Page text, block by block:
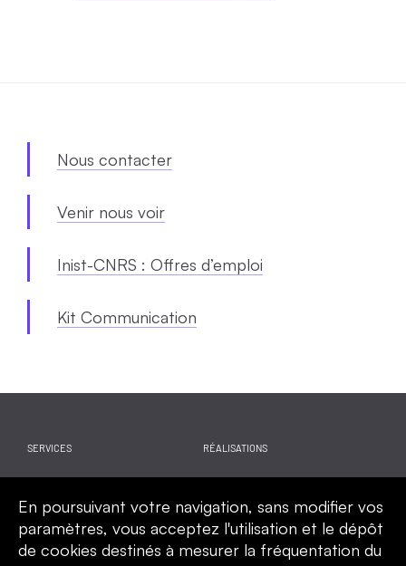
Nous contacter
Venir nous voir
Inist-CNRS : Offres d’emploi
Kit Communication
SERVICES RÉALISATIONS
CALENDRIER QUI SOMMES-NOUS
En poursuivant votre navigation, sans modifier vos
paramètres, vous acceptez l'utilisation et le dépôt
de cookies destinés à mesurer la fréquentation du